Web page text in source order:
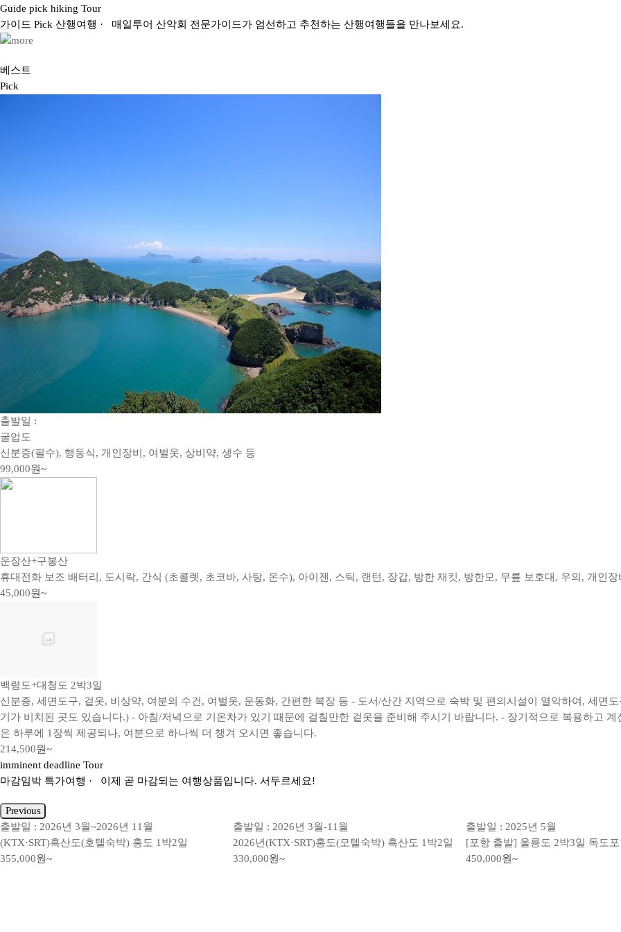
Guide pick hiking Tour
가이드 Pick 산행여행 · 매일투어 산악회 전문가이드가 엄선하고 추천하는 산행여행들을 만나보세요.
베스트
Pick
출발일 :
굴업도
신분증(필수), 행동식, 개인장비, 여벌옷, 상비약, 생수 등
99,000원~
운장산+구봉산
휴대전화 보조 배터리, 도시락, 간식 (초콜렛, 초코바, 사탕, 온수), 아이젠, 스틱, 랜턴, 장갑, 방한 재킷, 방한모, 무릎 보호대, 우의, 개인
45,000원~
백령도+대청도 2박3일
신분증, 세면도구, 겉옷, 비상약, 여분의 수건, 여벌옷, 운동화, 간편한 복장 등 - 도서/산간 지역으로 숙박 및 편의시설이 열악하여, 세면
기가 비치된 곳도 있습니다.) - 아침/저녁으로 기온차가 있기 때문에 걸칠만한 겉옷을 준비해 주시기 바랍니다. - 장기적으로 복용하고
은 하루에 1장씩 제공되나, 여분으로 하나씩 더 챙겨 오시면 좋습니다.
214,500원~
imminent deadline Tour
마감임박 특가여행 · 이제 곧 마감되는 여행상품입니다. 서두르세요!
Previous
출발일 : 2026년 3월~2026년 11월
(KTX·SRT)흑산도(호텔숙박) 홍도 1박2일
355,000원~
출발일 : 2026년 3월-11월
2026년(KTX·SRT)홍도(모텔숙박) 흑산도 1박2일
330,000원~
출발일 : 2025년 5월
[포항 출발] 울릉도 2박3일 독도
450,000원~